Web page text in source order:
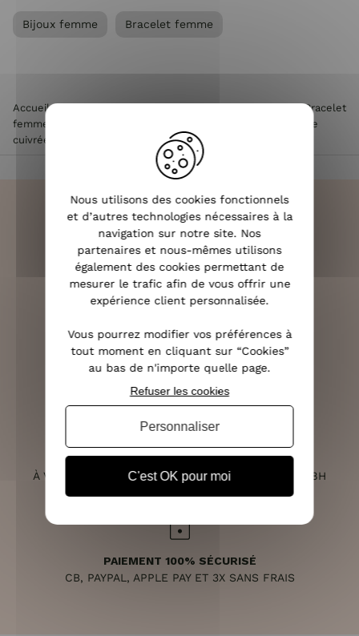
Bijoux femme Bracelet femme
Accueil > >Bracelet
femme
Bracelet Lolilota élastique noir marguerite filigrane
cuivrée
LIVRAISON RAPIDE
OFFERTE DÈS 70€
RETOURS SOUS 14 JOURS
(VOIR LES CONDITIONS)
SERVICE CLIENT
À VOTRE ÉCOUTE DU LUNDI AU SAMEDI DE 10H À 18H
PAIEMENT 100% SÉCURISÉ
CB, PAYPAL, APPLE PAY ET 3X SANS FRAIS
Nous utilisons des cookies fonctionnels
et d’autres technologies nécessaires à la
navigation sur notre site. Nos
partenaires et nous-mêmes utilisons
également des cookies permettant de
mesurer le trafic afin de vous offrir une
expérience client personnalisée.
Vous pourrez modifier vos préférences à
tout moment en cliquant sur “Cookies”
au bas de n'importe quelle page.
C'est OK pour moi
Refuser les cookies
Personnaliser